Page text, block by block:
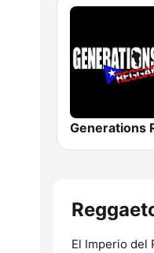
El Imperio del